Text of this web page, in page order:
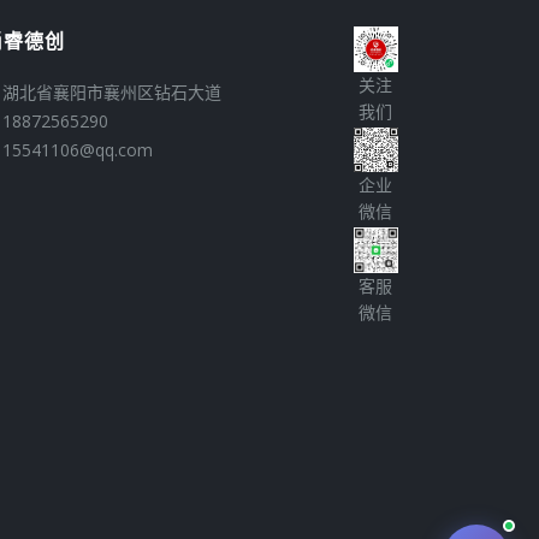
德创
湖北省襄阳市襄州区钻石大道
18872565290
15541106@qq.com
关注
我们
企业
微信
客服
微信